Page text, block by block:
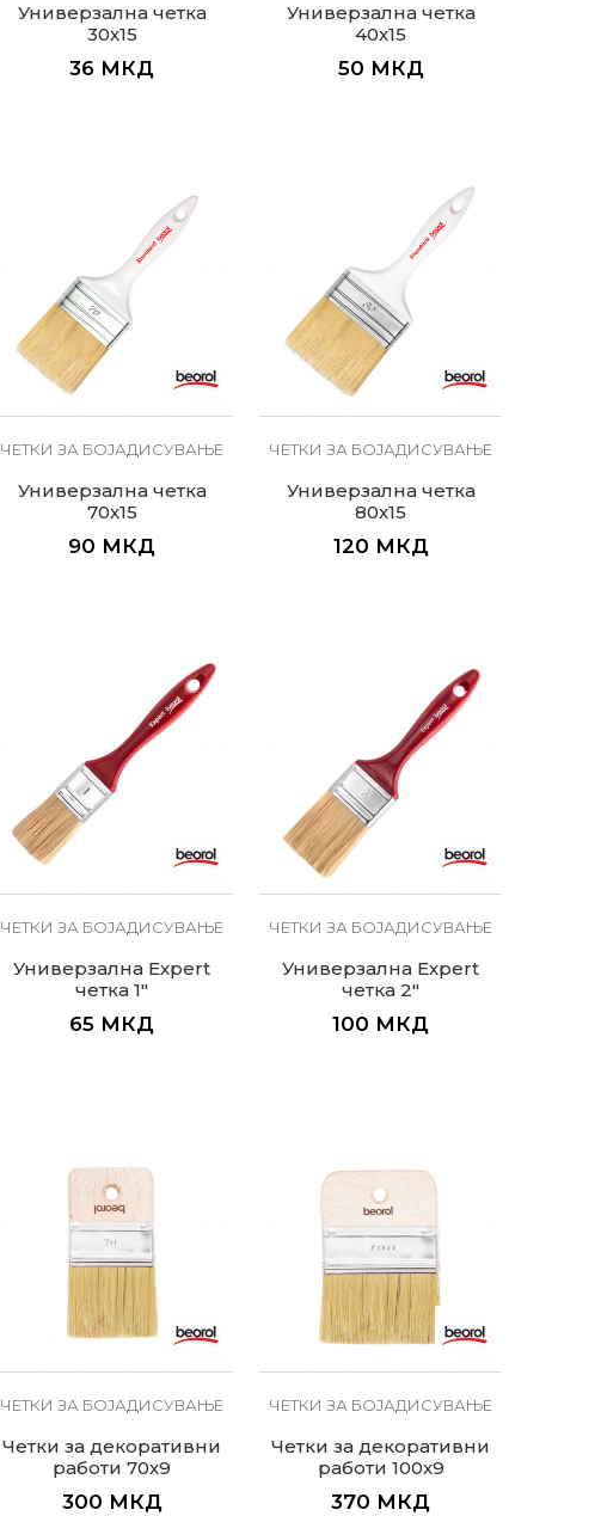
Универзална четка
30x15
36 МКД
Универзална четка
40x15
50 МКД
ЧЕТКИ ЗА БОЈАДИСУВАЊЕ
Универзална четка
70x15
90 МКД
ЧЕТКИ ЗА БОЈАДИСУВАЊЕ
Универзална четка
80x15
120 МКД
ЧЕТКИ ЗА БОЈАДИСУВАЊЕ
Универзална Expert
четка 1"
65 МКД
ЧЕТКИ ЗА БОЈАДИСУВАЊЕ
Универзална Expert
четка 2"
100 МКД
ЧЕТКИ ЗА БОЈАДИСУВАЊЕ
Четки за декоративни
работи 70x9
300 МКД
ЧЕТКИ ЗА БОЈАДИСУВАЊЕ
Четки за декоративни
работи 100x9
370 МКД